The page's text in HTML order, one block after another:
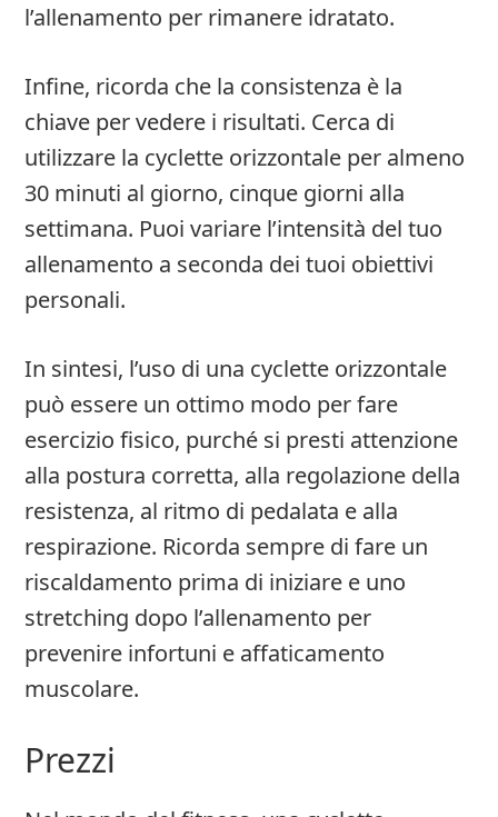
l’allenamento per rimanere idratato.
Infine, ricorda che la consistenza è la
chiave per vedere i risultati. Cerca di
utilizzare la cyclette orizzontale per almeno
30 minuti al giorno, cinque giorni alla
settimana. Puoi variare l’intensità del tuo
allenamento a seconda dei tuoi obiettivi
personali.
In sintesi, l’uso di una cyclette orizzontale
può essere un ottimo modo per fare
esercizio fisico, purché si presti attenzione
alla postura corretta, alla regolazione della
resistenza, al ritmo di pedalata e alla
respirazione. Ricorda sempre di fare un
riscaldamento prima di iniziare e uno
stretching dopo l’allenamento per
prevenire infortuni e affaticamento
muscolare.
Prezzi